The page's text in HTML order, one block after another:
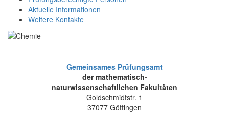
Aktuelle Informationen
Weitere Kontakte
Gemeinsames Prüfungsamt
der mathematisch-
naturwissenschaftlichen Fakultäten
Goldschmidtstr. 1
37077 Göttingen